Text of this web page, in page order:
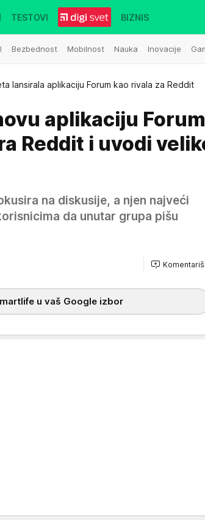
Bezbednost Mobilnost Nauka Inovacije
TESTOVI BIZNIS
lansirala aplikaciju Forum kao rivala za Reddit
aplikaciju
Reddit i uvodi
na diskusije, a njen najveći
da unutar grupa pišu
Komentariši
u vaš Google izbor